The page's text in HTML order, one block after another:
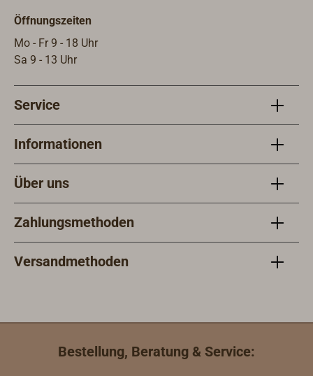
Öffnungszeiten
Mo - Fr 9 - 18 Uhr
Sa 9 - 13 Uhr
Service
Informationen
Über uns
Zahlungsmethoden
Versandmethoden
Bestellung, Beratung & Service: